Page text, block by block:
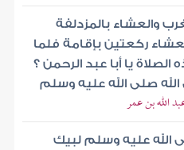
والعشاء بالمزدلفة
ركعتين بإقامة فلما
يا أبا عبد الرحمن ؟
صلى الله عليه وسلم
الله بن عمر
الله عليه وسلم لبيك